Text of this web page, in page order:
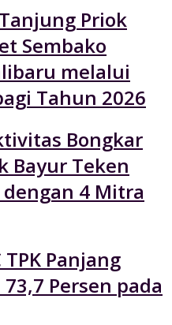
Priok
Sembako
melalui
Tahun 2026
Bongkar
Bayur Teken
4 Mitra
Panjang
Persen pada